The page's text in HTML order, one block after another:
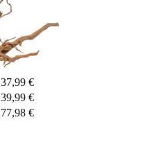
37,99 €
39,99 €
77,98 €